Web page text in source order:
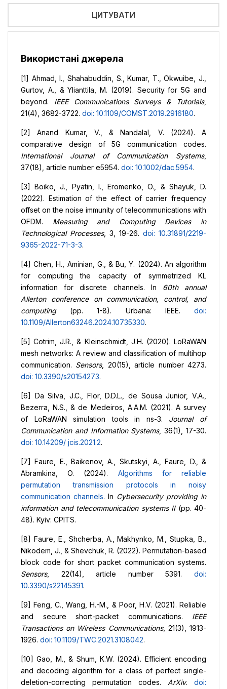
ЦИТУВАТИ
Використані джерела
[1] Ahmad, I., Shahabuddin, S., Kumar, T., Okwuibe, J.,
Gurtov, A., & Ylianttila, M. (2019). Security for 5G and
beyond. IEEE Communications Surveys & Tutorials,
21(4), 3682-3722. doi: 10.1109/COMST.2019.2916180.
[2] Anand Kumar, V., & Nandalal, V. (2024). A
comparative design of 5G communication codes.
International Journal of Communication Systems,
37(18), article number e5954. doi: 10.1002/dac.5954.
[3] Boiko, J., Pyatin, I., Eromenko, O., & Shayuk, D.
(2022). Estimation of the effect of carrier frequency
offset on the noise immunity of telecommunications with
OFDM. Measuring and Computing Devices in
Technological Processes, 3, 19-26. doi: 10.31891/2219-
9365-2022-71-3-3.
[4] Chen, H., Aminian, G., & Bu, Y. (2024). An algorithm
for computing the capacity of symmetrized KL
information for discrete channels. In 60th annual
Allerton conference on communication, control, and
computing(pp. 1-8). Urbana: IEEE. doi:
10.1109/Allerton63246.2024.10735330.
[5] Cotrim, J.R., & Kleinschmidt, J.H. (2020). LoRaWAN
mesh networks: A review and classification of multihop
communication. Sensors, 20(15), article number 4273.
doi: 10.3390/s20154273.
[6] Da Silva, J.C., Flor, D.D.L., de Sousa Junior, V.A.,
Bezerra, N.S., & de Medeiros, A.A.M. (2021). A survey
of LoRaWAN simulation tools in ns-3. Journal of
Communication and Information Systems, 36(1), 17-30.
doi: 10.14209/ jcis.2021.2.
[7] Faure, E., Baikenov, A., Skutskyi, A., Faure, D., &
Abramkina, O. (2024). Algorithms for reliable
permutation
transmission protocols in noisy
communication channels. In Cybersecurity providing in
information and telecommunication systems II(pp. 40-
48). Kyiv: CPITS.
[8] Faure, E., Shcherba, A., Makhynko, M., Stupka, B.,
Nikodem, J., & Shevchuk, R. (2022). Permutation-based
block code for short packet communication systems.
Sensors, 22(14), article number 5391. doi:
10.3390/s22145391.
[9] Feng, C., Wang, H.-M., & Poor, H.V. (2021). Reliable
and secure short-packet communications. IEEE
Transactions on Wireless Communications, 21(3), 1913-
1926. doi: 10.1109/TWC.2021.3108042.
[10] Gao, M., & Shum, K.W. (2024). Efficient encoding
and decoding algorithm for a class of perfect single-
deletion-correcting permutation codes. ArXiv. doi: